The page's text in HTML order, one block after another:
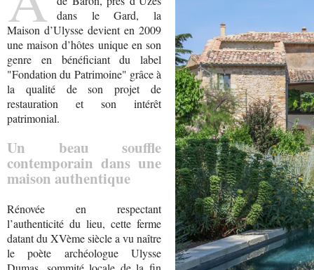
dans le Gard, la
Maison d’Ulysse devient en 2009
une maison d’hôtes unique en son
genre en bénéficiant du label
"Fondation du Patrimoine" grâce à
la qualité de son projet de
restauration et son intérêt
patrimonial.
Un beau souffle
contemporain dans une
maison authentique
Rénovée en respectant
l’authenticité du lieu, cette ferme
datant du XVème siècle a vu naître
le poète archéologue Ulysse